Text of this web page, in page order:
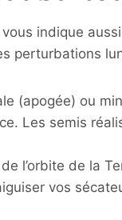
indique
perturbations
(apogée) ou
Les semis
l’orbite de la
vos